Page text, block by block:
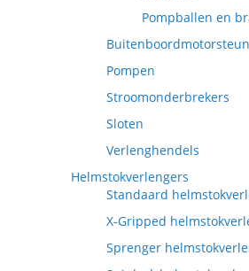
Pompballen en
Buitenboordmotorsteun
Pompen
Stroomonderbrekers
Sloten
Verlenghendels
Helmstokverlengers
Standaard
X-Gripped
Sprenger